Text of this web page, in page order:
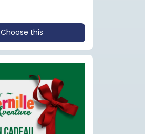
Choose this